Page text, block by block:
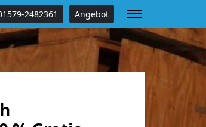
2482361 Angebot